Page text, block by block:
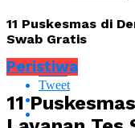
11 Puskesmas di
Swab Gratis
Share
Tweet
Peristiwa
11